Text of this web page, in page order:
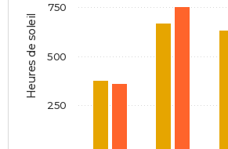
Heures de soleil
250
500
750